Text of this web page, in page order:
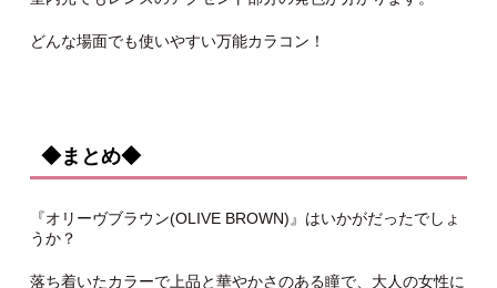
どんな場面でも使いやすい万能カラコン！
◆まとめ◆
『オリーヴブラウン(OLIVE BROWN)』はいかがだったでしょ
うか？
落ち着いたカラーで上品と華やかさのある瞳で、大人の女性に